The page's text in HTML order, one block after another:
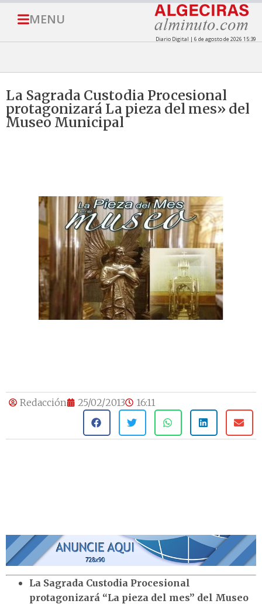
MENU
Diario Digital | 6 de agosto de 2026 15:39
La Sagrada Custodia Procesional
protagonizará La pieza del mes» del
Museo Municipal
Redacción 25/02/2013 16:11
La Sagrada Custodia Procesional
protagonizará “La pieza del mes” del Museo